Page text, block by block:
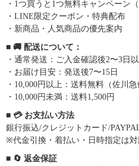
・1つ買うと1つ無料キャンペーン（
・LINE限定クーポン・特典配布
・新商品・人気商品の優先案内
■ 🚚 配送について：
・通常発送：ご入金確認後2〜3日
・お届け目安：発送後7〜15日
・10,000円以上：送料無料（佐川
・10,000円未満：送料1,500円
■ 💳 お支払い方法
銀行振込/クレジットカード/
※代金引換・着払い・日時指定は対
■ 🔄 返金保証